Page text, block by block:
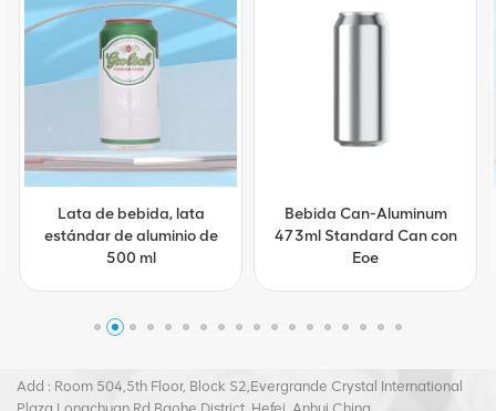
Bebida Can-Aluminum
473ml Standard Can con
Eoe
Lata de bebidas de
personalización Lata
estándar de aluminio de
+8617855139217
Add : Room 504,5th Floor, Block S2,Evergrande Crystal International